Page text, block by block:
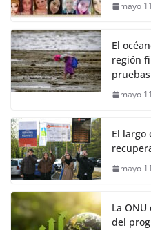
mayo
El
región
pruebas
mayo
El largo
mayo
La
del